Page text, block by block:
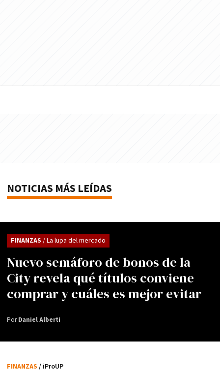
NOTICIAS MÁS LEÍDAS
Nuevo semáforo de bonos de la
City revela qué títulos conviene
comprar y cuáles es mejor evitar
FINANZAS / La lupa del mercado
PorDaniel Alberti
FINANZAS / iProUP